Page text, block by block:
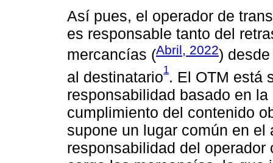
Así pues, el operador de
es responsable tanto del
mercancías (Abril, 2022)
al destinatario1. El OTM está
responsabilidad basado en
cumplimiento del contenido
supone un lugar común en
responsabilidad del